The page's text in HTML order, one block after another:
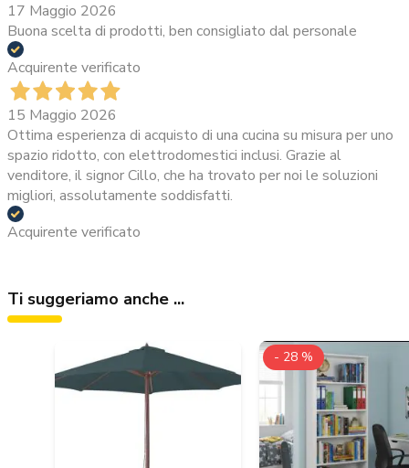
17 Maggio 2026
Buona scelta di prodotti, ben consigliato dal personale
Acquirente verificato
15 Maggio 2026
Ottima esperienza di acquisto di una cucina su misura per uno
spazio ridotto, con elettrodomestici inclusi. Grazie al
venditore, il signor Cillo, che ha trovato per noi le soluzioni
migliori, assolutamente soddisfatti.
Acquirente verificato
Ti suggeriamo anche ...
- 28 %